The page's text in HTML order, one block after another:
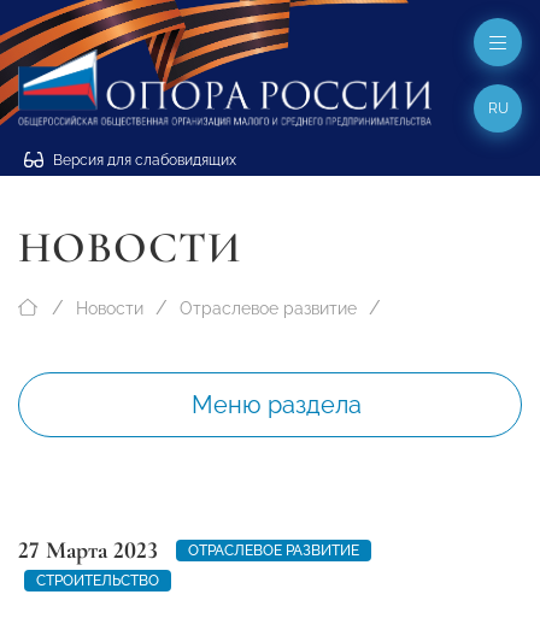
Версия для слабовидящих
RU
НОВОСТИ
Новости Отраслевое развитие
Меню раздела
27 Марта 2023
ОТРАСЛЕВОЕ РАЗВИТИЕ
СТРОИТЕЛЬСТВО